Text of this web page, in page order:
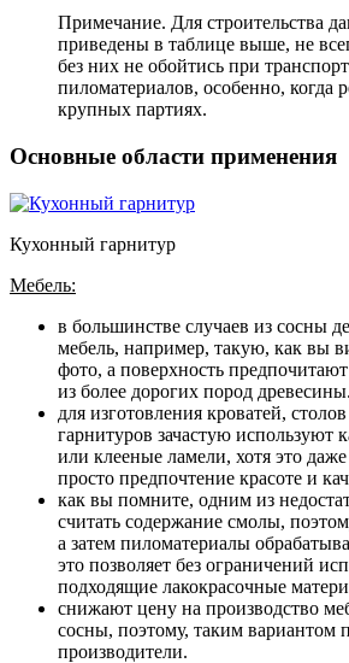
Примечание. Для строительства
приведены в таблице выше, не
без них не обойтись при
пиломатериалов, особенно, когда
крупных партиях.
Основные области применения
Кухонный гарнитур
Мебель:
в большинстве случаев из сосны
мебель, например, такую, как вы
фото, а поверхность
из более дорогих пород древесины.
для изготовления кроватей,
гарнитуров зачастую используют
или клееные ламели, хотя это
просто предпочтение красоте и
как вы помните, одним из
считать содержание смолы,
а затем пиломатериалы
это позволяет без ограничений
подходящие лакокрасочные
снижают цену на производство
сосны, поэтому, таким вариантом
производители.